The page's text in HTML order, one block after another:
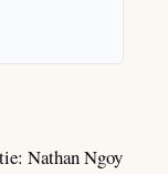
Nathan Ngoy